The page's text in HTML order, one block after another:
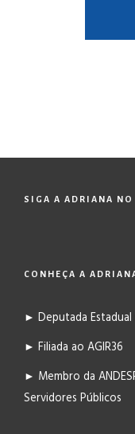
SIGA A ADRIANA NO
CONHEÇA A
► Deputada Estadual
► Filiada ao AGIR36
► Membro da
Servidores Públicos